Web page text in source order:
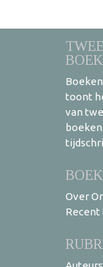
toont
van
Over
Recent